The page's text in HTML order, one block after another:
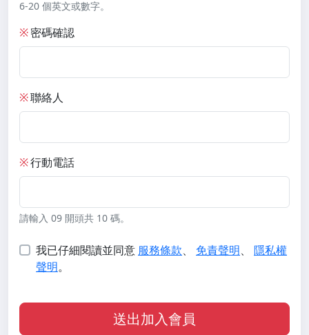
6-20 個英文或數字。
※密碼確認
※聯絡人
※行動電話
請輸入 09 開頭共 10 碼。
我已仔細閱讀並同意 服務條款、 免責聲明、 隱私權
聲明。
送出加入會員